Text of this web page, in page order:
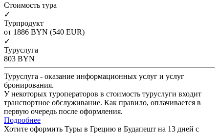
Cтоимость тура
✓
Турпродукт
от 1886 BYN (540 EUR)
✓
Туруслуга
803 BYN
Туруслуга - оказание информационных услуг и услуг
бронирования.
У некоторых туроператоров в стоимость туруслуги входит
транспортное обслуживание. Как правило, оплачивается в
первую очередь после оформления.
Подробнее
Хотите оформить Туры в Грецию в Будапешт на 13 дней с